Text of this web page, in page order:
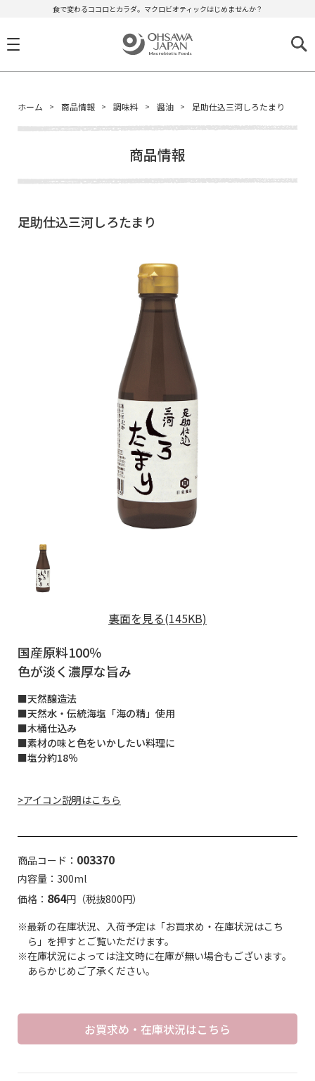
食で変わるココロとカラダ。マクロビオティックはじめませんか？
ホーム 商品情報 調味料 醤油 足助仕込三河しろたまり
商品情報
足助仕込三河しろたまり
裏面を見る(145KB)
国産原料100％
色が淡く濃厚な旨み
■天然醸造法
■天然水・伝統海塩「海の精」使用
■木桶仕込み
■素材の味と色をいかしたい料理に
■塩分約18％
>アイコン説明はこちら
商品コード： 003370
内容量：300ml
価格： 864円（税抜800円）
※最新の在庫状況、入荷予定は「お買求め・在庫状況はこち
ら」を押すとご覧いただけます。
※在庫状況によっては注文時に在庫が無い場合もございます。
あらかじめご了承ください。
お買求め・在庫状況はこちら